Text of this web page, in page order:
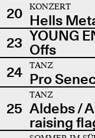
20
KONZERT
Hells
23 YOUNG
Offs
24
TANZ
Pro
25
TANZ
Aldebs /
raising